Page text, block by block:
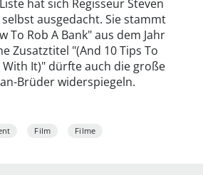
hat sich Regisseur Steven
ausgedacht. Sie stammt
To Rob A Bank" aus dem Jahr
Zusatztitel "(And 10 Tips To
With It)" dürfte auch die große
Brüder widerspiegeln.
Film Filme